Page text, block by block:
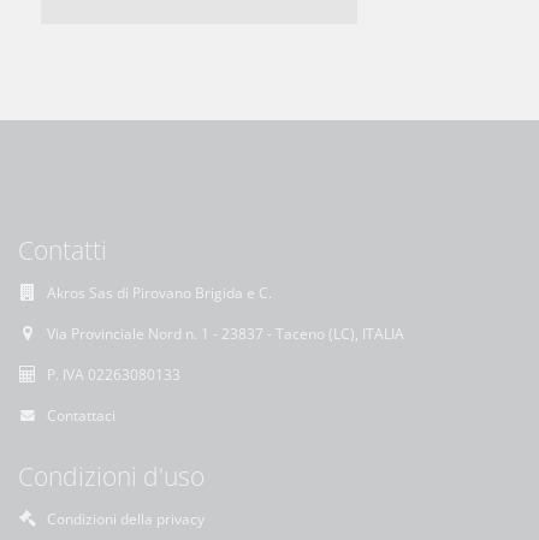
Contatti
Akros Sas di Pirovano Brigida e C.
Via Provinciale Nord n. 1 - 23837 - Taceno (LC), ITALIA
P. IVA 02263080133
Contattaci
Condizioni d'uso
Condizioni della privacy